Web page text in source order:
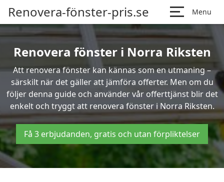
Renovera-fönster-pris.se Menu
Renovera fönster i Norra Riksten
Att renovera fönster kan kännas som en utmaning –
särskilt när det gäller att jämföra offerter. Men om du
följer denna guide och använder vår offerttjänst blir det
enkelt och tryggt att renovera fönster i Norra Riksten.
Få 3 erbjudanden, gratis och utan förpliktelser